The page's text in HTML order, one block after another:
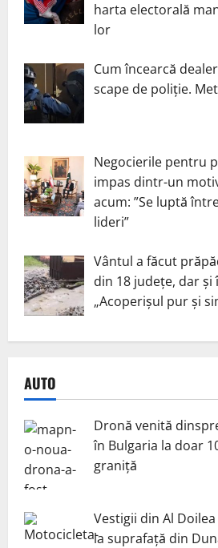
harta electorală
lor
Cum încearcă
scape de poliție.
Negocierile pentru
impas dintr-un
acum: ”Se luptă
lideri”
Vântul a făcut
din 18 județe, dar și
„Acoperișul pur și
AUTO
Dronă venită
în Bulgaria la doar
graniță
Vestigii din Al
la suprafață din